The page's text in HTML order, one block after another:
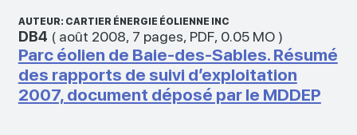
AUTEUR: CARTIER ÉNERGIE ÉOLIENNE INC
DB4 ( août 2008, 7 pages, PDF, 0.05 MO)
Parc éolien de Baie-des-Sables. Résumé
des rapports de suivi d’exploitation
2007, document déposé par le MDDEP